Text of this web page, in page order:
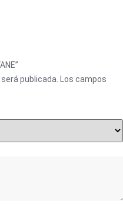
publicada.
Los campos